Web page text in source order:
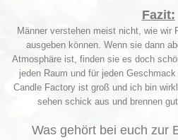
Fazit:
Männer verstehen meist nicht, wie wir
ausgeben können. Wenn sie dann
Atmosphäre ist, finden sie es doch
jeden Raum und für jeden
Candle Factory ist groß und ich bin
sehen schick aus und brennen
Was gehört bei euch zur